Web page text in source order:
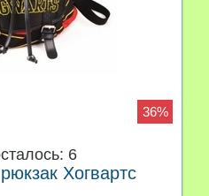
36%
6
Хогвартс